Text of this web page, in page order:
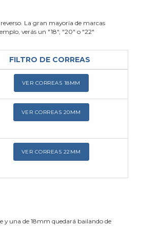
La gran mayoría de marcas
verás un "18", "20" o "22"
FILTRO DE CORREAS
VER CORREAS 18MM
VER CORREAS 20MM
VER CORREAS 22MM
y una de 18mm quedará bailando de